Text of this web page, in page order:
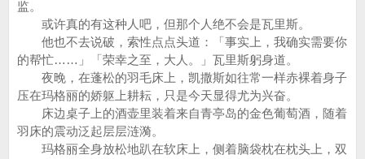
监。
或许真的有这种人吧，但那个人绝不会是瓦里斯。
他也不去说破，索性点点头道：「事实上，我确实需要你
的帮忙……」「荣幸之至，大人。」瓦里斯躬身道。
夜晚，在蓬松的羽毛床上，凯撒斯如往常一样赤裸着身子
压在玛格丽的娇躯上耕耘，只是今天显得尤为兴奋。
床边桌子上的酒壶里装着来自青亭岛的金色葡萄酒，随着
羽床的震动泛起层层涟漪。
玛格丽全身放松地趴在软床上，侧着脑袋枕在枕头上，双